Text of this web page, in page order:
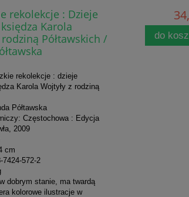
rekolekcje : Dzieje
Karola
rodziną Półtawskich /
rekolekcje : dzieje
Karola Wojtyły z rodziną
Półtawska
Częstochowa : Edycja
2009
cm
7424-572-2
dobrym stanie, ma twardą
kolorowe ilustracje w
do